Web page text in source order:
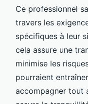
Ce professionnel
travers les
spécifiques à leur
cela assure une
minimise les
pourraient
accompagner tout